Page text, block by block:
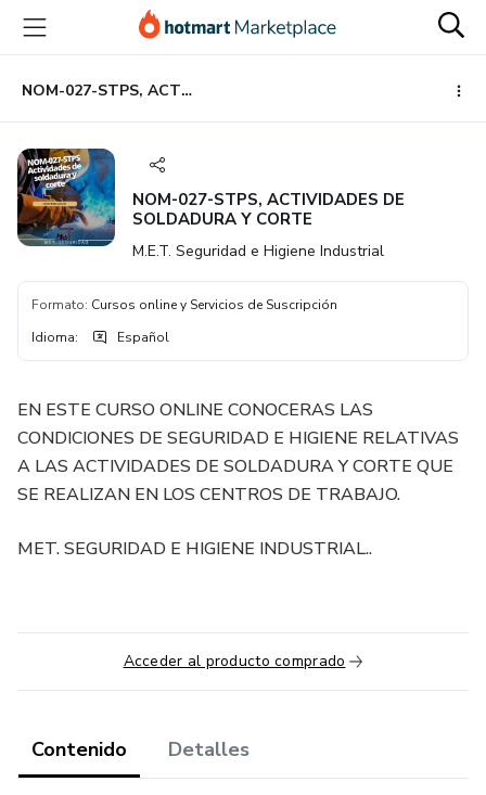
principal
página
de
página
NOM-027-STPS, ACTIVIDADES DE SOLDADURA Y CORTE
NOM-027-STPS, ACTIVIDADES DE
SOLDADURA Y CORTE
M.E.T. Seguridad e Higiene Industrial
Formato: Cursos online y Servicios de Suscripción
Idioma: Español
EN ESTE CURSO ONLINE CONOCERAS LAS
CONDICIONES DE SEGURIDAD E HIGIENE RELATIVAS
A LAS ACTIVIDADES DE SOLDADURA Y CORTE QUE
SE REALIZAN EN LOS CENTROS DE TRABAJO.
MET. SEGURIDAD E HIGIENE INDUSTRIAL..
Acceder al producto comprado
Contenido Detalles